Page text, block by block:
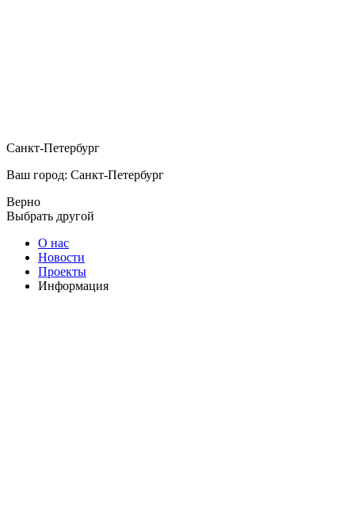
Санкт-Петербург
Ваш город: Санкт-Петербург
Верно
Выбрать другой
О нас
Новости
Проекты
Информация